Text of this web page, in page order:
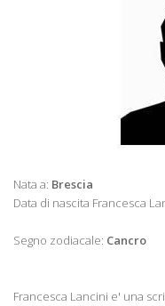
Nata a: Brescia
Data di nascita Francesca
Segno zodiacale: Cancro
Francesca Lancini e' una